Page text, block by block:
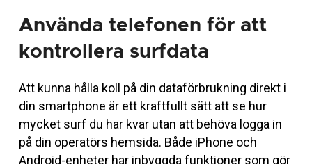
Använda telefonen för att
kontrollera surfdata
Att kunna hålla koll på din dataförbrukning direkt i
din smartphone är ett kraftfullt sätt att se hur
mycket surf du har kvar utan att behöva logga in
på din operatörs hemsida. Både iPhone och
Android-enheter har inbyggda funktioner som gör